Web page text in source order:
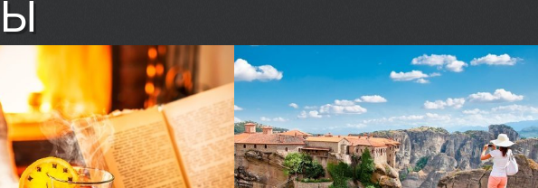
город Толедо на две
части делит протекающая
территории река Тахо.
Барселоны — проспекте Диагональ.